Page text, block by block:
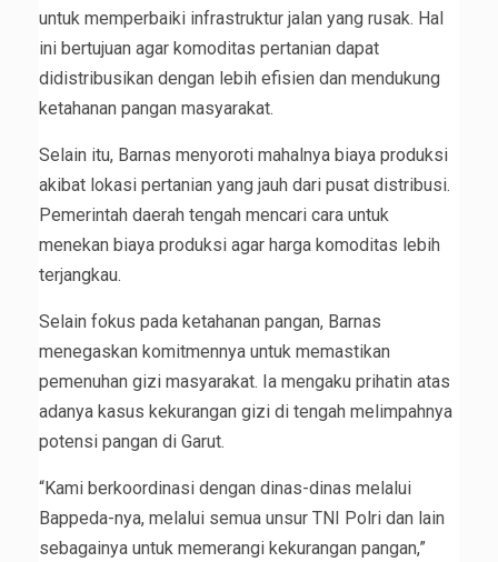
untuk memperbaiki infrastruktur jalan yang rusak. Hal
ini bertujuan agar komoditas pertanian dapat
didistribusikan dengan lebih efisien dan mendukung
ketahanan pangan masyarakat.
Selain itu, Barnas menyoroti mahalnya biaya produksi
akibat lokasi pertanian yang jauh dari pusat distribusi.
Pemerintah daerah tengah mencari cara untuk
menekan biaya produksi agar harga komoditas lebih
terjangkau.
Selain fokus pada ketahanan pangan, Barnas
menegaskan komitmennya untuk memastikan
pemenuhan gizi masyarakat. Ia mengaku prihatin atas
adanya kasus kekurangan gizi di tengah melimpahnya
potensi pangan di Garut.
“Kami berkoordinasi dengan dinas-dinas melalui
Bappeda-nya, melalui semua unsur TNI Polri dan lain
sebagainya untuk memerangi kekurangan pangan,”